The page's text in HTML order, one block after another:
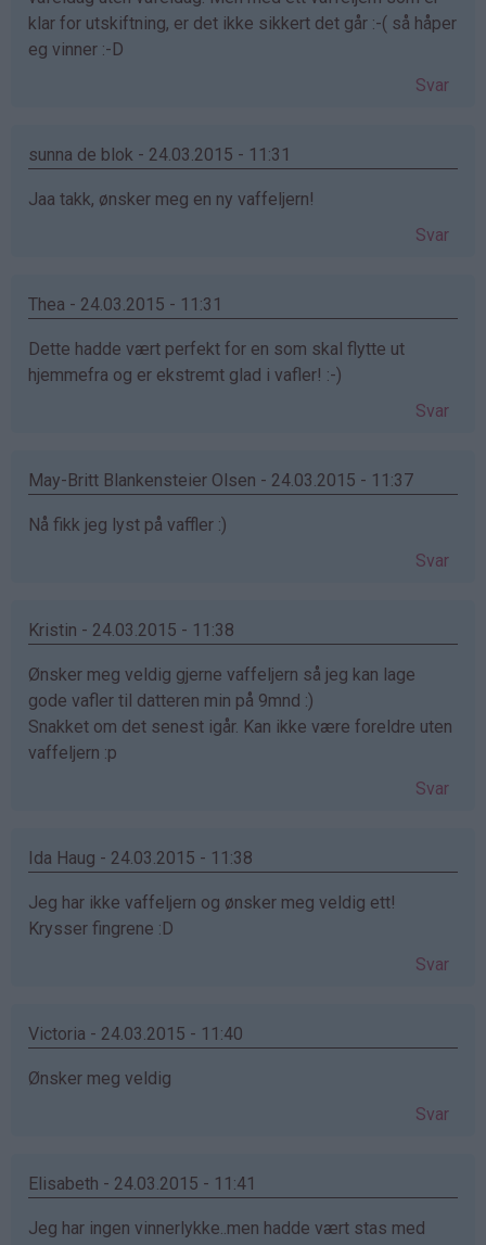
klar for utskiftning, er det ikke sikkert det går :-( så håper
eg vinner :-D
Svar
sunna de blok - 24.03.2015 - 11:31
Jaa takk, ønsker meg en ny vaffeljern!
Svar
Thea - 24.03.2015 - 11:31
Dette hadde vært perfekt for en som skal flytte ut
hjemmefra og er ekstremt glad i vafler! :-)
Svar
May-Britt Blankensteier Olsen - 24.03.2015 - 11:37
Nå fikk jeg lyst på vaffler :)
Svar
Kristin - 24.03.2015 - 11:38
Ønsker meg veldig gjerne vaffeljern så jeg kan lage
gode vafler til datteren min på 9mnd :)
Snakket om det senest igår. Kan ikke være foreldre uten
vaffeljern :p
Svar
Ida Haug - 24.03.2015 - 11:38
Jeg har ikke vaffeljern og ønsker meg veldig ett!
Krysser fingrene :D
Svar
Victoria - 24.03.2015 - 11:40
Ønsker meg veldig
Svar
Elisabeth - 24.03.2015 - 11:41
Jeg har ingen vinnerlykke..men hadde vært stas med